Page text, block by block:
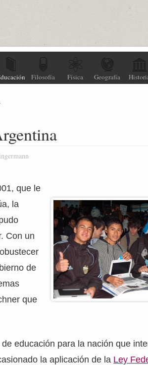
Filosofía Física Geografía
que le
la
Con un
de
que
educación para la nación que
la aplicación de la Ley